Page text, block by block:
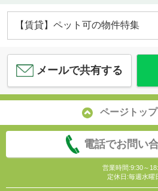
【賃貸】ペット可の物件特集
メールで共有する
ページトッ
電話でお問い
営業時間:9:30～
定休日:毎週水曜